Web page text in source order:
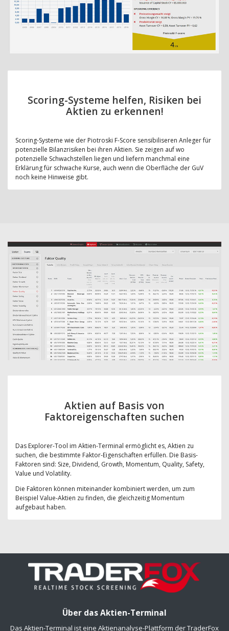
Scoring-Systeme helfen, Risiken bei
Aktien zu erkennen!
Scoring-Systeme wie der Piotroski F-Score sensibiliseren Anleger für
potenzielle Bilanzrisiken bei ihren Aktien. Sie zeigen auf wo
potenzielle Schwachstellen liegen und liefern manchmal eine
Erklärung für schwache Kurse, auch wenn die Oberfläche der GuV
noch keine Hinweise gibt.
Aktien auf Basis von
Faktoreigenschaften suchen
Das Explorer-Tool im Aktien-Terminal ermöglicht es, Aktien zu
suchen, die bestimmte Faktor-Eigenschaften erfüllen. Die Basis-
Faktoren sind: Size, Dividend, Growth, Momentum, Quality, Safety,
Value und Volatility.
Die Faktoren können miteinander kombiniert werden, um zum
Beispiel Value-Aktien zu finden, die gleichzeitig Momentum
aufgebaut haben.
Über das Aktien-Terminal
Das Aktien-Terminal ist eine Aktienanalyse-Plattform der TraderFox